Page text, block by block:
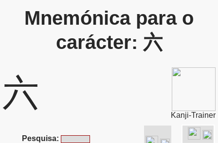
Mnemónica para o
carácter: 六
六
Kanji-Trainer
Pesquisa: